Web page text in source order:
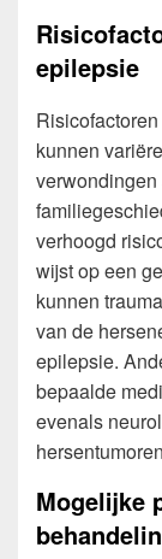
epilepsie
kunnen
verhoogd
wijst op een
kunnen
van de
epilepsie.
bepaalde
evenals
Mogelijke